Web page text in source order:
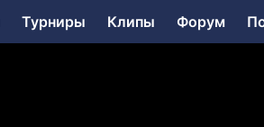
Турниры Клипы Форум